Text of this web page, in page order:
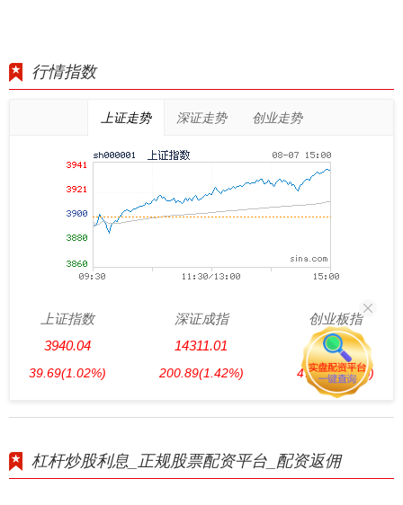
行情指数
上证走势 深证走势 创业走势
上证指数
3940.04
39.69(1.02%)
深证成指
14311.01
200.89(1.42%)
创业板指
3563.12
47.56(1.35%)
杠杆炒股利息_正规股票配资平台_配资返佣